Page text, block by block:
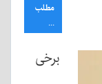
مطلب
...
برخی